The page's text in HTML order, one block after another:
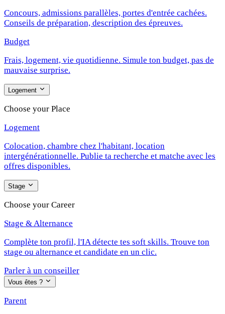
Concours, admissions parallèles, portes d'entrée cachées.
Conseils de préparation, description des épreuves.
Budget
Frais, logement, vie quotidienne. Simule ton budget, pas de
mauvaise surprise.
Logement
Choose your Place
Logement
Colocation, chambre chez l'habitant, location
intergénérationnelle. Publie ta recherche et matche avec les
offres disponibles.
Stage
Choose your Career
Stage & Alternance
Complète ton profil, l'IA détecte tes soft skills. Trouve ton
stage ou alternance et candidate en un clic.
Parler à un conseiller
Vous êtes ?
Parent